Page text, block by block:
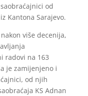
od
Kantona Sarajevo.
više decenija,
radovi na 163
je zamijenjeno i
od njih
KS Adnan